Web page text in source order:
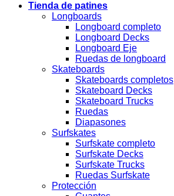
Tienda de patines
Longboards
Longboard completo
Longboard Decks
Longboard Eje
Ruedas de longboard
Skateboards
Skateboards completos
Skateboard Decks
Skateboard Trucks
Ruedas
Diapasones
Surfskates
Surfskate completo
Surfskate Decks
Surfskate Trucks
Ruedas Surfskate
Protección